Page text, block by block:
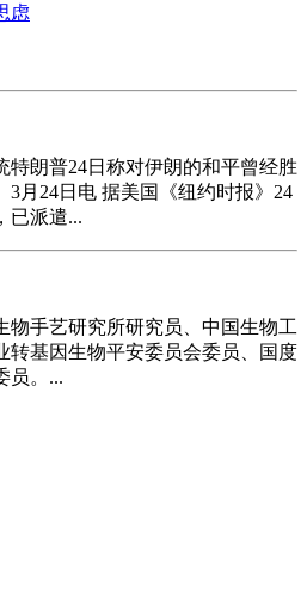
虑
特朗普24日称对伊朗的和平曾经胜
月24日电 据美国《纽约时报》24
已派遣...
物手艺研究所研究员、中国生物工
转基因生物平安委员会委员、国度
员。...